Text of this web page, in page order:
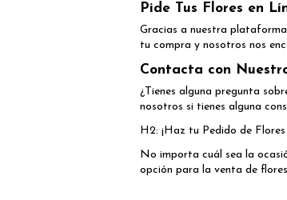
Pide Tus Flores en
Gracias a nuestra
tu compra y nosotros nos
Contacta con
¿Tienes alguna pregunta
nosotros si tienes alguna
H2: ¡Haz tu Pedido de
No importa cuál sea la
opción para la venta de